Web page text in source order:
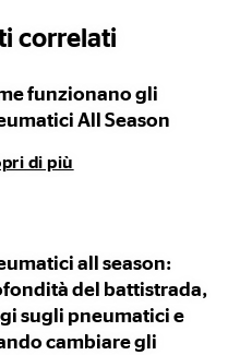
correlati
funzionano gli
All Season
di più
all season:
del battistrada,
sugli pneumatici e
cambiare gli